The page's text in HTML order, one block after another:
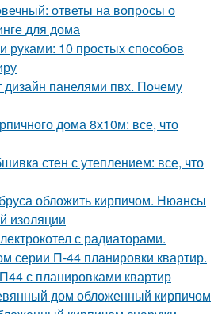
ответы на вопросы о
для дома
руками: 10 простых способов
дизайн панелями пвх. Почему
дома 8х10м: все, что
стен с утеплением: все, что
обложить кирпичом. Нюансы
изоляции
с радиаторами.
серии П-44 планировки квартир.
с планировками квартир
дом обложенный кирпичом